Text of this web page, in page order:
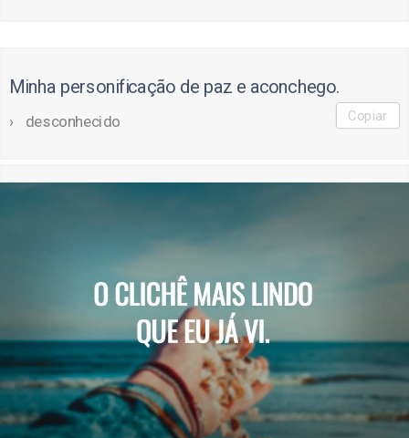
Minha personificação de paz e aconchego.
desconhecido Copiar